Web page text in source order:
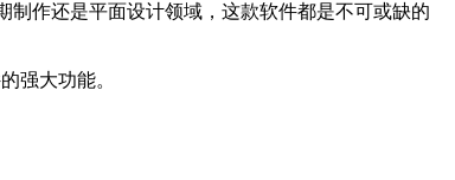
制作还是平面设计领域，这款软件都是不可或缺的
功能。